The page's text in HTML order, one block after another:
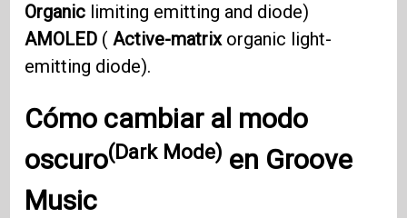
Organic limiting emitting and diode)
AMOLED (Active-matrixorganic light-
emitting diode).
Cómo cambiar al modo
oscuro(Dark Mode) en Groove
Music